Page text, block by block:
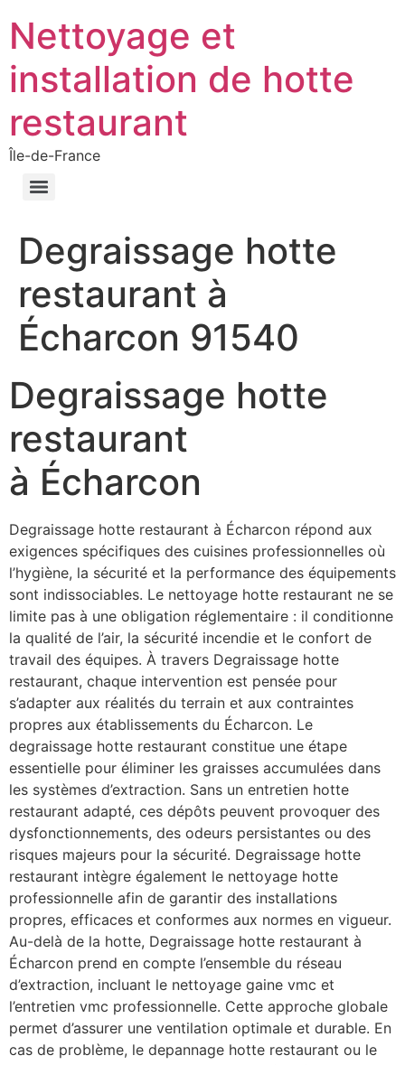
Nettoyage et
installation de hotte
restaurant
Île-de-France
Degraissage hotte
restaurant à
Écharcon 91540
Degraissage hotte
restaurant
à Écharcon
Degraissage hotte restaurant à Écharcon répond aux
exigences spécifiques des cuisines professionnelles où
l’hygiène, la sécurité et la performance des équipements
sont indissociables. Le nettoyage hotte restaurant ne se
limite pas à une obligation réglementaire : il conditionne
la qualité de l’air, la sécurité incendie et le confort de
travail des équipes. À travers Degraissage hotte
restaurant, chaque intervention est pensée pour
s’adapter aux réalités du terrain et aux contraintes
propres aux établissements du Écharcon. Le
degraissage hotte restaurant constitue une étape
essentielle pour éliminer les graisses accumulées dans
les systèmes d’extraction. Sans un entretien hotte
restaurant adapté, ces dépôts peuvent provoquer des
dysfonctionnements, des odeurs persistantes ou des
risques majeurs pour la sécurité. Degraissage hotte
restaurant intègre également le nettoyage hotte
professionnelle afin de garantir des installations
propres, efficaces et conformes aux normes en vigueur.
Au-delà de la hotte, Degraissage hotte restaurant à
Écharcon prend en compte l’ensemble du réseau
d’extraction, incluant le nettoyage gaine vmc et
l’entretien vmc professionnelle. Cette approche globale
permet d’assurer une ventilation optimale et durable. En
cas de problème, le depannage hotte restaurant ou le